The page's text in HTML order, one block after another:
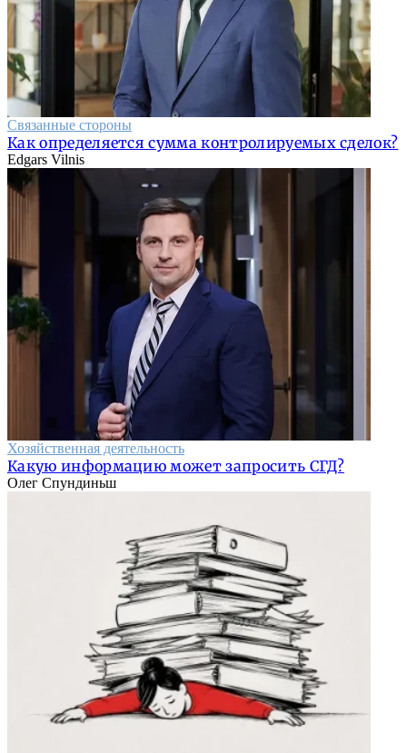
Связанные стороны
Как определяется сумма контролируемых сделок?
Edgars Vilnis
Хозяйственная деятельность
Какую информацию может запросить СГД?
Олег Спундиньш